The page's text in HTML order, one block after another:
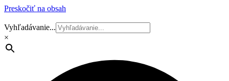
Preskočiť na obsah
Vyhľadávanie...
×